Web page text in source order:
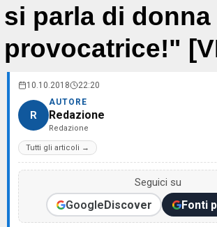
si parla di donna
provocatrice!"
10.10.2018 22:20
R
AUTORE
Redazione
Redazione
Tutti gli articoli →
Seguici su
GoogleDiscover Fonti